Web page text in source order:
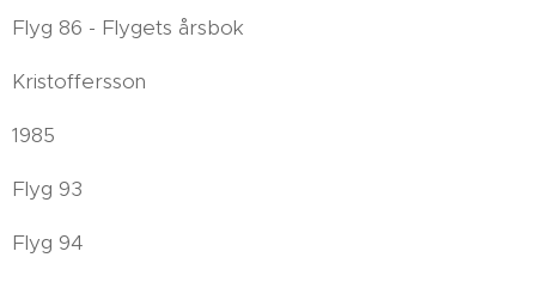
Flyg 86 - Flygets årsbok
Kristoffersson
1985
Flyg 93
Flyg 94